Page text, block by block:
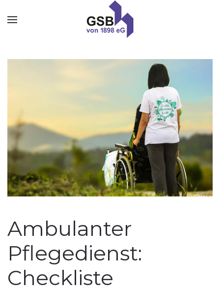
Ambulanter
Pflegedienst:
Checkliste